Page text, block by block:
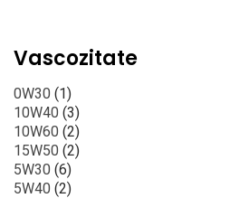
Vascozitate
0W30 (1)
10W40 (3)
10W60 (2)
15W50 (2)
5W30 (6)
5W40 (2)